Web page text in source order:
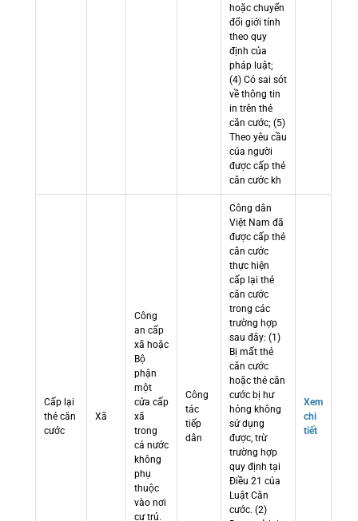
hoặc chuyển
đổi giới tính
theo quy
định của
pháp luật;
(4) Có sai sót
về thông tin
in trên thẻ
căn cước; (5)
Theo yêu cầu
của người
được cấp thẻ
căn cước kh
Cấp lại
thẻ căn
cước
Xã
Công
an cấp
xã hoặc
Bộ
phận
một
cửa cấp
xã
trong
cả nước
không
phụ
thuộc
vào nơi
cư trú.
Công
tác
tiếp
dân
Công dân
Việt Nam đã
được cấp thẻ
căn cước
thực hiện
cấp lại thẻ
căn cước
trong các
trường hợp
sau đây: (1)
Bị mất thẻ
căn cước
hoặc thẻ căn
cước bị hư
hỏng không
sử dụng
được, trừ
trường hợp
quy định tại
Điều 21 của
Luật Căn
cước. (2)
Xem
chi
tiết